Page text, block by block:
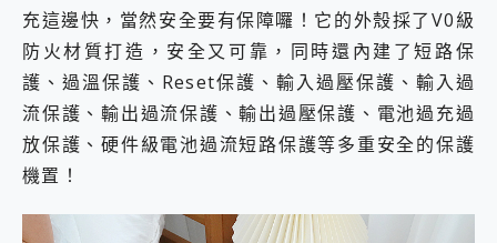
充這邊快，當然安全要有保障囉！它的外殼採了V0級
防火材質打造，安全又可靠，同時還內建了短路保
護、過溫保護、Reset保護、輸入過壓保護、輸入過
流保護、輸出過流保護、輸出過壓保護、電池過充過
放保護、硬件級電池過流短路保護等多重安全的保護
機置！